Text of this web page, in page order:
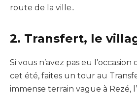
route de la ville..
2. Transfert, le
Si vous n’avez pas eu l’occasion
cet été, faites un tour au
immense terrain vague à Rezé,